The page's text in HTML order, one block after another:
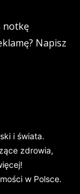
notkę
Napisz
i świata.
zdrowia,
w Polsce.